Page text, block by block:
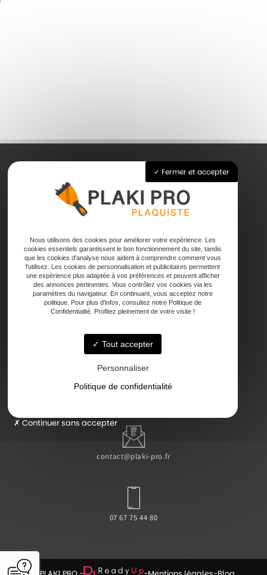
Accueil
Pose de plaque de plâtre
Faux plafond
Contact
47000 Agen
contact@plaki-pro.fr
07 67 75 44 80
Fermer et accepter
Nous utilisons des cookies pour améliorer votre expérience. Les
cookies essentiels garantissent le bon fonctionnement du site, tandis
que les cookies d'analyse nous aident à comprendre comment vous
l'utilisez. Les cookies de personnalisation et publicitaires permettent
une expérience plus adaptée à vos préférences et peuvent afficher
des annonces pertinentes. Vous contrôlez vos cookies via les
paramètres du navigateur. En continuant, vous acceptez notre
politique. Pour plus d'infos, consultez notre Politique de
Confidentialité. Profitez pleinement de votre visite !
Tout accepter
Personnaliser
Politique de confidentialité
Continuer sans accepter